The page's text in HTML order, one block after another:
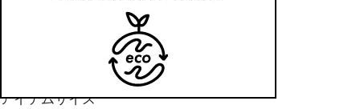
アイテムサイズ